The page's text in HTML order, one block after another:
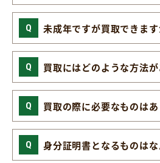
未成年ですが買取できます
買取にはどのような方法
買取の際に必要なものは
身分証明書となるものはな